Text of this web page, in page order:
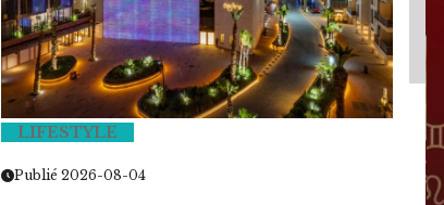
LIFESTYLE
Publié 2026-08-04